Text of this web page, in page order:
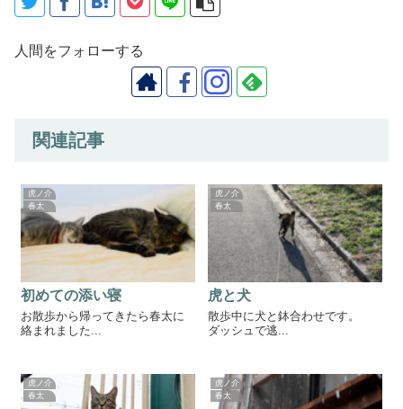
人間をフォローする
関連記事
虎ノ介
春太
初めての添い寝
お散歩から帰ってきたら春太に
絡まれました...
虎ノ介
春太
虎と犬
散歩中に犬と鉢合わせです。
ダッシュで逃...
虎ノ介
春太
虎ノ介
春太